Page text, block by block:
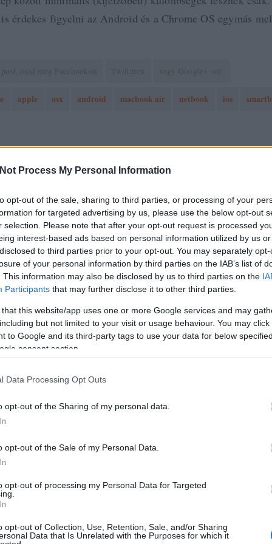
Process My Personal Information
opt-out of the sale, sharing to third parties, or processing of your
for targeted advertising by us, please use the below opt-out
selection. Please note that after your opt-out request is processed
interest-based ads based on personal information utilized by us
to third parties prior to your opt-out. You may separately
of your personal information by third parties on the IAB’s list of
This information may also be disclosed by us to third parties on the
Participants that may further disclose it to other third parties.
that this website/app uses one or more Google services and may
but not limited to your visit or usage behaviour. You may
to Google and its third-party tags to use your data for below
consent section.
Data Processing Opt Outs
opt-out of the Sharing of my personal data.
opt-out of the Sale of my Personal Data.
opt-out of processing my Personal Data for Targeted
opt-out of Collection, Use, Retention, Sale, and/or Sharing
Data that Is Unrelated with the Purposes for which it
érdekes figyelni az Android és a Chrome OS egymás
apple osx android macbook air netbook ios
jogszabályok értelmében felhasználói tartalomnak minősülnek, értük a szolgáltatás technikai üzemeltetője semmilyen
forduljon a blog szerkesztőjéhez. Részletek aFelhasználási feltételekben és az adatvédelmi tájékoztatóban .
·HTTP://ONLINEMARKETING.BLOG.HU 2010.11.03. 08:25:14
szeretném, ha a dolgaim nem a gépemen lennének. Egyrészt
mindenhol net. Például külföldön. Vagy a hegyekben.
helyen.
az általad elképzelt világban úgy átlagosan lesz jó. De
gond. De ha mást akarsz, akkor ahhoz már erőlködni
leírt szép új világban a teljes digitális személyedet
megbízol a cégekben? És ha a Google bedől, mi lesz
igen. De én ebből indulok ki, sajnos. Engem nem